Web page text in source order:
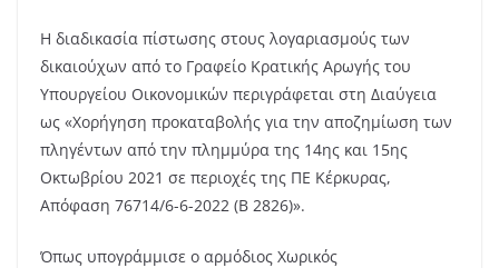
Η διαδικασία πίστωσης στους λογαριασμούς των
δικαιούχων από το Γραφείο Κρατικής Αρωγής του
Υπουργείου Οικονομικών περιγράφεται στη Διαύγεια
ως «Χορήγηση προκαταβολής για την αποζημίωση των
πληγέντων από την πλημμύρα της 14ης και 15ης
Οκτωβρίου 2021 σε περιοχές της ΠΕ Κέρκυρας,
Απόφαση 76714/6-6-2022 (Β 2826)».
Όπως υπογράμμισε ο αρμόδιος Χωρικός